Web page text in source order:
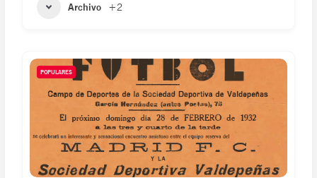
Archivo +2
POPULARES